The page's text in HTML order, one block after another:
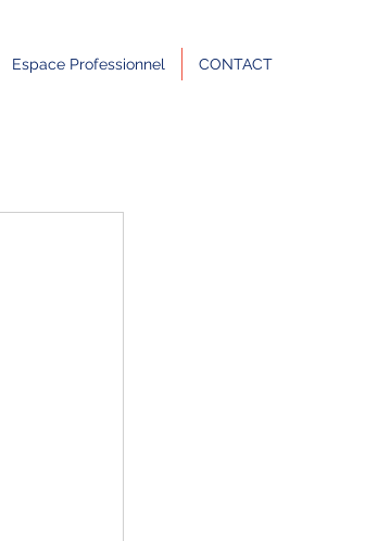
Espace Professionnel CONTACT